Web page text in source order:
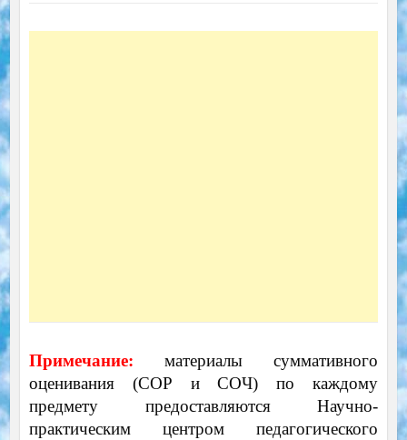
Примечание: материалы суммативного
оценивания (СОР и СОЧ) по каждому
предмету предоставляются Научно-
практическим центром педагогического